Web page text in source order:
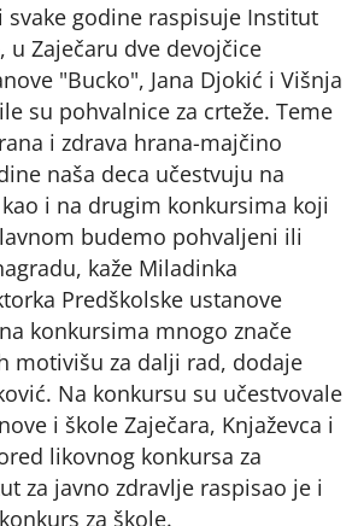
svake godine raspisuje Institut
u Zaječaru dve devojčice
"Bucko", Jana Djokić i Višnja
su pohvalnice za crteže. Teme
i zdrava hrana-majčino
naša deca učestvuju na
i na drugim konkursima koji
budemo pohvaljeni ili
kaže Miladinka
Predškolske ustanove
konkursima mnogo znače
motivišu za dalji rad, dodaje
Na konkursu su učestvovale
i škole Zaječara, Knjaževca i
likovnog konkursa za
za javno zdravlje raspisao je i
za škole.